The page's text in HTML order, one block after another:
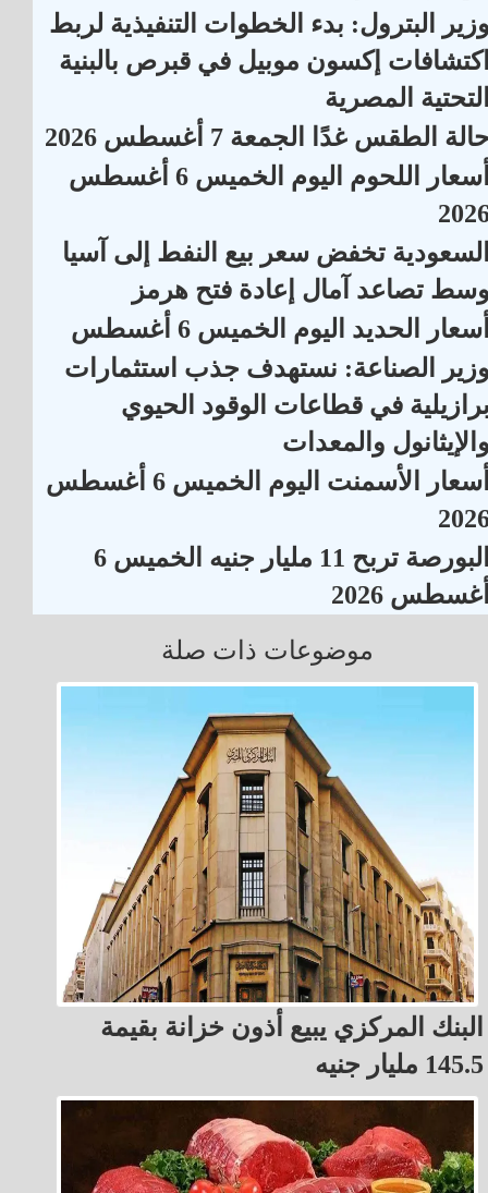
البترول: بدء الخطوات التنفيذية لربط
إكسون موبيل في قبرص بالبنية
المصرية
الطقس غدًا الجمعة 7 أغسطس 2026
أسعار اللحوم اليوم الخميس 6 أغسطس
تخفض سعر بيع النفط إلى آسيا
تصاعد آمال إعادة فتح هرمز
الحديد اليوم الخميس 6 أغسطس
الصناعة: نستهدف جذب استثمارات
في قطاعات الوقود الحيوي
والمعدات
أسعار الأسمنت اليوم الخميس 6 أغسطس
البورصة تربح 11 مليار جنيه الخميس 6
2026
موضوعات ذات صلة
البنك المركزي يبيع أذون خزانة بقيمة
145.5 مليار جنيه